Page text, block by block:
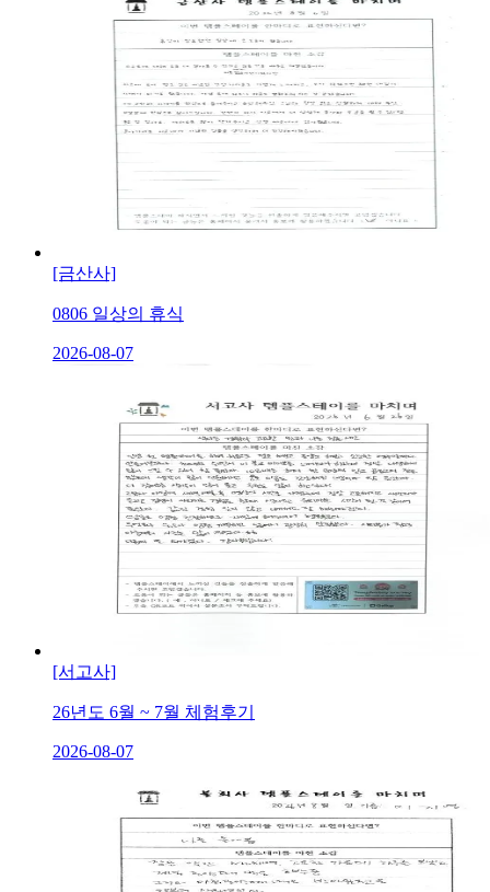
[금산사]
0806 일상의 휴식
2026-08-07
[서고사]
26년도 6월 ~ 7월 체험후기
2026-08-07